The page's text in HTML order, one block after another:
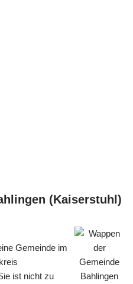
(Kaiserstuhl)
Gemeinde im
ist nicht zu